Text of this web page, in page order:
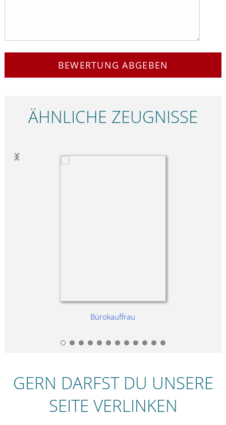
BEWERTUNG ABGEBEN
ÄHNLICHE ZEUGNISSE
Bürokauffrau
GERN DARFST DU UNSERE
SEITE VERLINKEN